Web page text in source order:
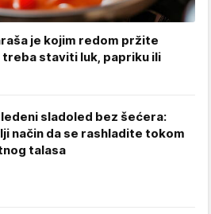
je kojim redom pržite
treba staviti luk, papriku ili
sladoled bez šećera:
način da se rashladite tokom
talasa